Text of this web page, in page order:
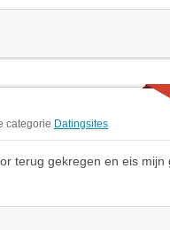
categorie Datingsites
terug gekregen en eis mijn